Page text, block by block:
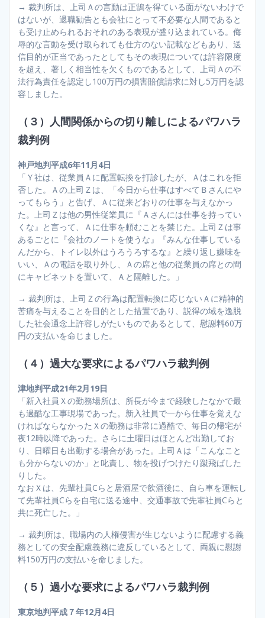
→ 裁判所は、上司Ａの言動は正鵠を得ている面がないわけで
はないが、退職勧告とも会社にとって不必要な人間であると
も受け止められるおそれのある表現が盛り込まれている。侮
辱的な言動を受け取られても仕方のない記載などもあり、送
信目的が正当であったとしてもその表現については許容限度
を超え、著しく相当性を欠くものであるとして、上司Ａの不
法行為責任を認定し100万円の損害賠償請求に対し5万円を認
容しました。
（３）人間関係からの切り離しによるパワハラ
裁判例
神戸地判平成6年11月4日
「Ｙ社は、従業員Ａに配置転換を打診したが、Ａはこれを拒
否した。Ａの上司Ｚは、「今日から仕事はすべてＢさんにや
ってもらう」と告げ、Ａに従来どおりの仕事を与えなかっ
た。上司Ｚは他の男性従業員に『Ａさんには仕事を持ってい
くな』と言って、Ａに仕事を頼むことを禁じた。上司Ｚは事
あるごとに『会社のノートを使うな』『みんな仕事している
んだから、トイレ以外はうろうろするな』と繰り返し嫌味を
いい、Ａの電話を取り外し、Ａの席と他の従業員の席との間
にキャビネットを置いて、Ａと隔離した。」
→ 裁判所は、上司Ｚの行為は配置転換に応じないＡに精神的
苦痛を与えることを目的とした措置であり、説得の域を逸脱
した社会通念上許容しがたいものであるとして、慰謝料60万
円の支払いを命じました。
（４）過大な要求によるパワハラ裁判例
津地判平成21年2月19日
「新入社員Ｘの勤務場所は、所長が今まで経験したなかで最
も過酷な工事現場であった。新入社員で一から仕事を覚えな
ければならなかったＸの勤務は非常に過酷で、毎日の帰宅が
夜12時以降であった。さらに土曜日はほとんど出勤してお
り、日曜日も出勤する場合があった。上司Ａは「こんなこと
も分からないのか」と叱責し、物を投げつけたり蹴飛ばした
りした。
なおＸは、先輩社員Cらと居酒屋で飲酒後に、自ら車を運転し
て先輩社員Cらを自宅に送る途中、交通事故で先輩社員Cらと
共に死亡した。」
→ 裁判所は、職場内の人権侵害が生じないように配慮する義
務としての安全配慮義務に違反しているとして、両親に慰謝
料150万円の支払いを命じました。
（５）過小な要求によるパワハラ裁判例
東京地判平成７年12月4日